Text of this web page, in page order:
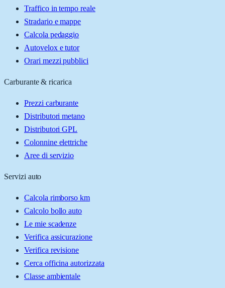
Traffico in tempo reale
Stradario e mappe
Calcola pedaggio
Autovelox e tutor
Orari mezzi pubblici
Carburante & ricarica
Prezzi carburante
Distributori metano
Distributori GPL
Colonnine elettriche
Aree di servizio
Servizi auto
Calcola rimborso km
Calcolo bollo auto
Le mie scadenze
Verifica assicurazione
Verifica revisione
Cerca officina autorizzata
Classe ambientale